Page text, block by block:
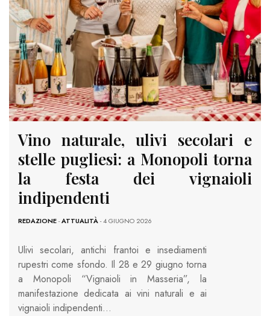
Vino naturale, ulivi secolari e
stelle pugliesi: a Monopoli torna
la festa dei vignaioli
indipendenti
REDAZIONE-ATTUALITÀ- 4 GIUGNO 2026
Ulivi secolari, antichi frantoi e insediamenti
rupestri come sfondo. Il 28 e 29 giugno torna
a Monopoli “Vignaioli in Masseria”, la
manifestazione dedicata ai vini naturali e ai
vignaioli indipendenti…